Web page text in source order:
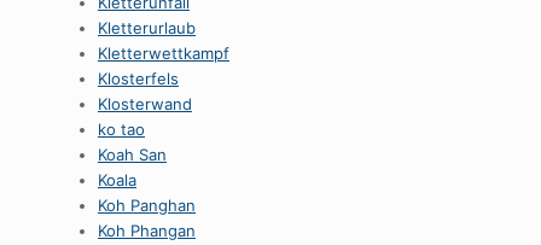
Kletterurlaub
Kletterwettkampf
Klosterfels
Klosterwand
ko tao
Koah San
Koala
Koh Panghan
Koh Phangan